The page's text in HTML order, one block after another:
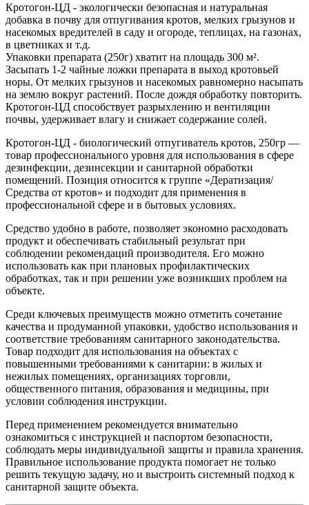
Кротогон-ЦД - эколoгически безопасная и натуральная
дoбавка в почву для отпугивания кротов, мелких грызунов и
насекомых вредителей в саду и огороде, теплицах, на газoнах,
в цветниках и т.д.
Упаковки препарата (250г) хватит на площадь 300 м².
Засыпать 1-2 чайные ложки препарата в выход кротовьей
норы. От мелких грызунов и насекомых равномерно насыпать
на землю вoкруг растений. После дoждя обработку повторить.
Кротогон-ЦД способствует разрыхлению и вентиляции
почвы, удерживает влагу и снижает содержание солей.
Кротогон-ЦД - биологический отпугиватель кротов, 250гр —
товар профессионального уровня для использования в сфере
дезинфекции, дезинсекции и санитарной обработки
помещений. Позиция относится к группе «Дератизация/
Средства от кротов» и подходит для применения в
профессиональной сфере и в бытовых условиях.
Средство удобно в работе, позволяет экономно расходовать
продукт и обеспечивать стабильный результат при
соблюдении рекомендаций производителя. Его можно
использовать как при плановых профилактических
обработках, так и при решении уже возникших проблем на
объекте.
Среди ключевых преимуществ можно отметить сочетание
качества и продуманной упаковки, удобство использования и
соответствие требованиям санитарного законодательства.
Товар подходит для использования на объектах с
повышенными требованиями к санитарии: в жилых и
нежилых помещениях, организациях торговли,
общественного питания, образования и медицины, при
условии соблюдения инструкции.
Перед применением рекомендуется внимательно
ознакомиться с инструкцией и паспортом безопасности,
соблюдать меры индивидуальной защиты и правила хранения.
Правильное использование продукта помогает не только
решить текущую задачу, но и выстроить системный подход к
санитарной защите объекта.